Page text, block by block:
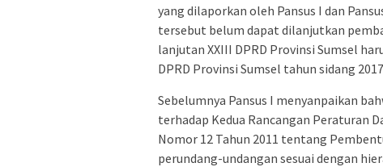
yang dilaporkan oleh Pansus I dan
tersebut belum dapat dilanjutkan
lanjutan XXIII DPRD Provinsi Sumsel
DPRD Provinsi Sumsel tahun sidang
Sebelumnya Pansus I menyanpaikan
terhadap Kedua Rancangan Peraturan
Nomor 12 Tahun 2011 tentang
perundang-undangan sesuai dengan